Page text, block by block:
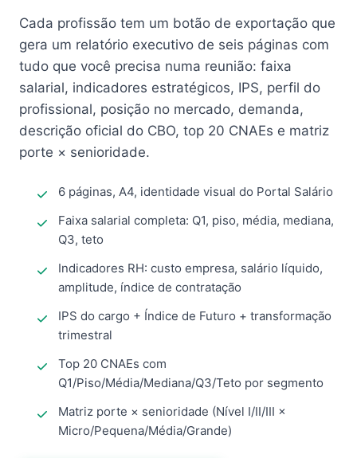
Cada profissão tem um botão de exportação que
gera um relatório executivo de seis páginas com
tudo que você precisa numa reunião: faixa
salarial, indicadores estratégicos, IPS, perfil do
profissional, posição no mercado, demanda,
descrição oficial do CBO, top 20 CNAEs e matriz
porte × senioridade.
6 páginas, A4, identidade visual do Portal Salário
Faixa salarial completa: Q1, piso, média, mediana,
Q3, teto
Indicadores RH: custo empresa, salário líquido,
amplitude, índice de contratação
IPS do cargo + Índice de Futuro + transformação
trimestral
Top 20 CNAEs com
Q1/Piso/Média/Mediana/Q3/Teto por segmento
Matriz porte × senioridade (Nível I/II/III ×
Micro/Pequena/Média/Grande)